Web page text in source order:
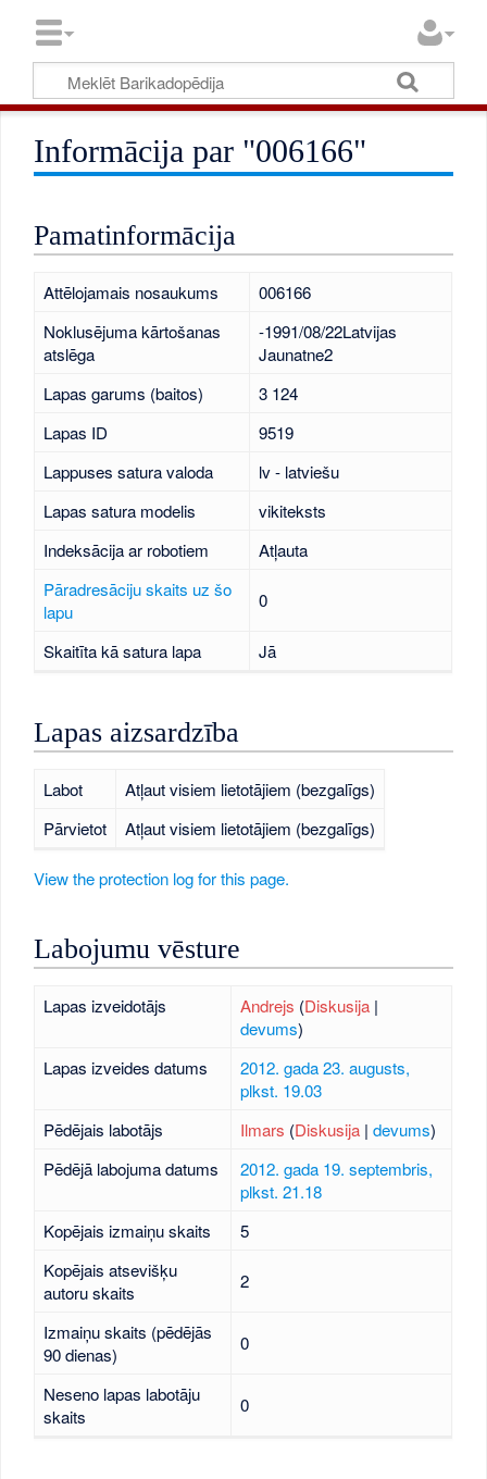
Informācija par "006166"
Pamatinformācija
Attēlojamais nosaukums
006166
Noklusējuma kārtošanas
atslēga
-1991/08/22Latvijas
Jaunatne2
Lapas garums (baitos)
3 124
Lapas ID
9519
Lappuses satura valoda
lv - latviešu
Lapas satura modelis
vikiteksts
Indeksācija ar robotiem
Atļauta
Pāradresāciju skaits uz šo
lapu
0
Skaitīta kā satura lapa Jā
Lapas aizsardzība
Labot
Atļaut visiem lietotājiem (bezgalīgs)
Pārvietot
Atļaut visiem lietotājiem (bezgalīgs)
View the protection log for this page.
Labojumu vēsture
Lapas izveidotājs Andrejs (Diskusija|
devums)
Lapas izveides datums
2012. gada 23. augusts,
plkst. 19.03
Pēdējais labotājs
Ilmars (Diskusija| devums)
Pēdējā labojuma datums
2012. gada 19. septembris,
plkst. 21.18
Kopējais izmaiņu skaits
5
Kopējais atsevišķu
autoru skaits
2
Izmaiņu skaits (pēdējās
90 dienas)
0
Neseno lapas labotāju
skaits
0